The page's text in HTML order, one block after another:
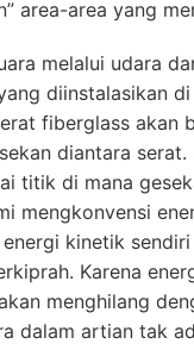
area-area yang
melalui udara
diinstalasikan
fiberglass akan
diantara
titik di mana
mengkonvensi
kinetik
Karena
menghilang
dalam artian tak